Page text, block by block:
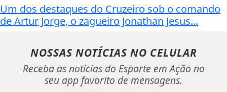
Um dos destaques do Cruzeiro sob o comando
de Artur Jorge, o zagueiro Jonathan Jesus...
NOSSAS NOTÍCIAS NO CELULAR
Receba as notícias do Esporte em Ação no
seu app favorito de mensagens.